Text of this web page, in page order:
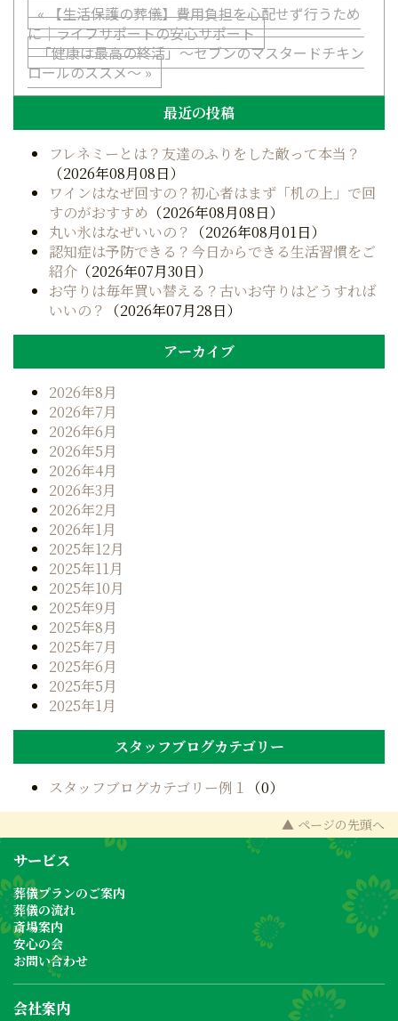
投
稿
ナ
ビ
ゲ
ー
シ
ョ
ン
« 【生活保護の葬儀】費用負担を心配せず行うため
に｜ライフサポートの安心サポート
「健康は最高の終活」～セブンのマスタードチキン
ロールのススメ～ »
最近の投稿
フレネミーとは？友達のふりをした敵って本当？
（2026年08月08日）
ワインはなぜ回すの？初心者はまず「机の上」で回
すのがおすすめ （2026年08月08日）
丸い氷はなぜいいの？
（2026年08月01日）
認知症は予防できる？今日からできる生活習慣をご
紹介 （2026年07月30日）
お守りは毎年買い替える？古いお守りはどうすれば
いいの？
（2026年07月28日）
アーカイブ
2026年8月
2026年7月
2026年6月
2026年5月
2026年4月
2026年3月
2026年2月
2026年1月
2025年12月
2025年11月
2025年10月
2025年9月
2025年8月
2025年7月
2025年6月
2025年5月
2025年1月
スタッフブログカテゴリー
スタッフブログカテゴリー例１
（0）
▲ ページの先頭へ
サービス
葬儀プランのご案内
葬儀の流れ
斎場案内
安心の会
お問い合わせ
会社案内